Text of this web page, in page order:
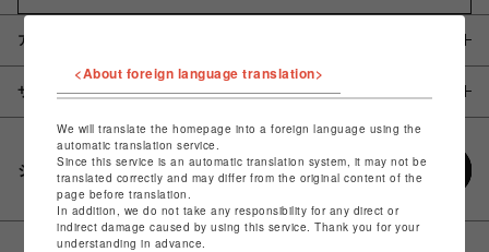
アイテム説明 / 素材
サイズ
シェアする
<About foreign language translation>
We will translate the homepage into a foreign language using the
automatic translation service.
Since this service is an automatic translation system, it may not be
translated correctly and may differ from the original content of the
page before translation.
In addition, we do not take any responsibility for any direct or
indirect damage caused by using this service. Thank you for your
understanding in advance.